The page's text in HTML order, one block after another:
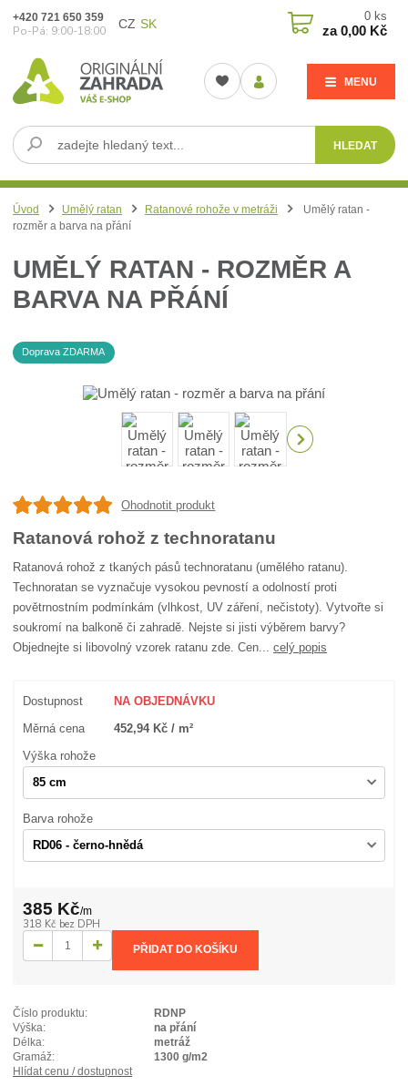
CZ SK
MENU
HLEDAT
+420 721 650 359
Po-Pá: 9:00-18:00
0 ks
za0,00 Kč
Úvod Umělý ratan Ratanové rohože v metráži
Umělý ratan -
rozměr a barva na přání
UMĚLÝ RATAN - ROZMĚR A
BARVA NA PŘÁNÍ
Doprava ZDARMA
Ohodnotit produkt
Ratanová rohož z technoratanu
Ratanová rohož z tkaných pásů technoratanu (umělého ratanu).
Technoratan se vyznačuje vysokou pevností a odolností proti
povětrnostním podmínkám (vlhkost, UV záření, nečistoty). Vytvořte si
soukromí na balkoně či zahradě. Nejste si jisti výběrem barvy?
Objednejte si libovolný vzorek ratanu zde. Cen...celý popis
Dostupnost NA OBJEDNÁVKU
Měrná cena 452,94 Kč / m²
Výška rohože
Barva rohože
385 Kč/m
318 Kč bez DPH
PŘIDAT DO KOŠÍKU
Číslo produktu:
RDNP
Výška:
na přání
Délka:
metráž
Gramáž:
1300 g/m2
Hlídat cenu / dostupnost